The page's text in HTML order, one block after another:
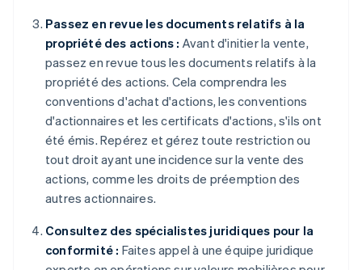
Passez en revue les documents relatifs à la
propriété des actions : Avant d'initier la vente,
passez en revue tous les documents relatifs à la
propriété des actions. Cela comprendra les
conventions d'achat d'actions, les conventions
d'actionnaires et les certificats d'actions, s'ils ont
été émis. Repérez et gérez toute restriction ou
tout droit ayant une incidence sur la vente des
actions, comme les droits de préemption des
autres actionnaires.
Consultez des spécialistes juridiques pour la
conformité : Faites appel à une équipe juridique